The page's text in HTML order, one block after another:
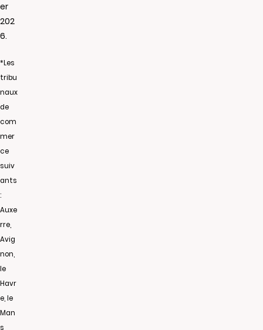
er
202
6.
*Les
tribu
naux
de
com
mer
ce
suiv
ants
:
Auxe
rre,
Avig
non,
le
Havr
e, le
Man
s,